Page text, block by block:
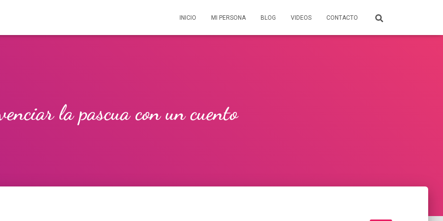
INICIO MI PERSONA BLOG VIDEOS CONTACTO
la pascua con un cuento